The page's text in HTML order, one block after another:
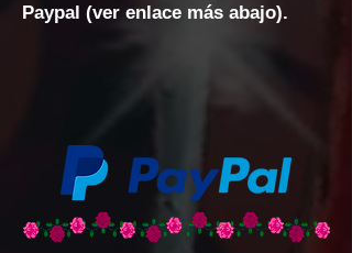
Paypal (ver enlace más abajo).